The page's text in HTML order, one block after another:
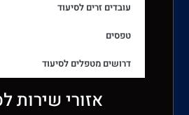
עובדים זרים לסיעוד
טפסים
דרושים מטפלים לסיעוד
אזורי שירות